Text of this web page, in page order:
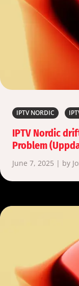
IPTV NORDIC
IPTV Nordic
Problem
June 7, 2025 | by